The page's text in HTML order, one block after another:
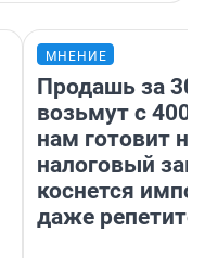
МНЕНИЕ
Продашь за
возьмут с
нам готовит
налоговый
коснется
даже